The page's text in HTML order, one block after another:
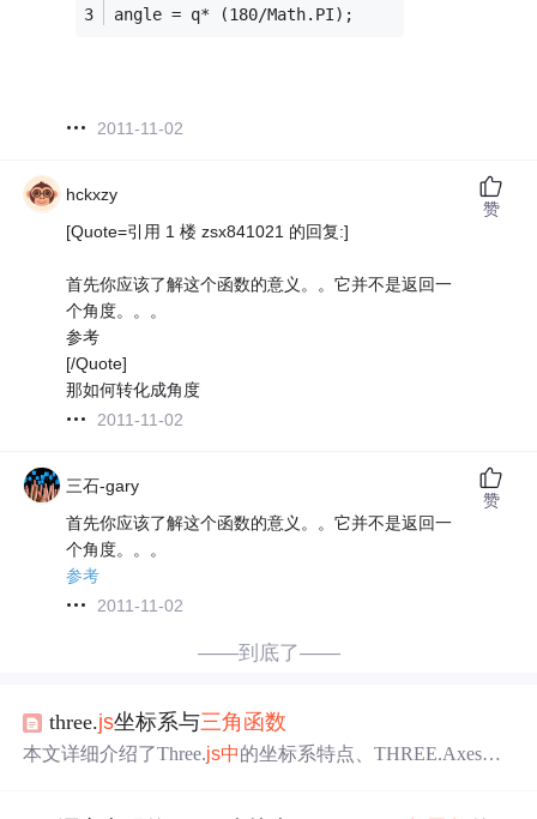
angle = q* (180/Math.PI);
2011-11-02
hckxzy
[Quote=引用 1 楼 zsx841021 的回复:]
首先你应该了解这个函数的意义。。它并不是返回一
个角度。。。
参考
[/Quote]
那如何转化成角度
2011-11-02
赞
三石-gary
首先你应该了解这个函数的意义。。它并不是返回一
个角度。。。
参考
2011-11-02
赞
——到底了——
three.js坐标系与三角函数
本文详细介绍了Three.js中的坐标系特点、THREE.AxesHel